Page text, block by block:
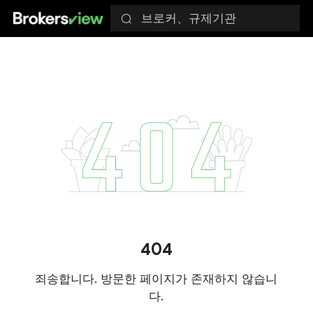
브로커、규제기관
404
죄송합니다. 방문한 페이지가 존재하지 않습니
다.